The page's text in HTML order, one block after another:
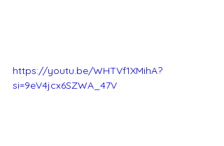
https://youtu.be/WHTVf1XMihA?
si=9eV4jcx6SZWA_47V